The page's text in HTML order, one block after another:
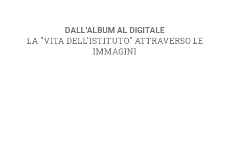
DALL'ALBUM AL DIGITALE
LA "VITA DELL'ISTITUTO" ATTRAVERSO LE
IMMAGINI